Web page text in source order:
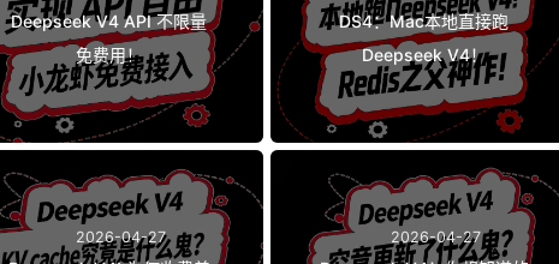
Deepseek V4 API 不限量
免费用！
DS4：Mac本地直接跑
Deepseek V4！
2026-04-27 2026-04-27